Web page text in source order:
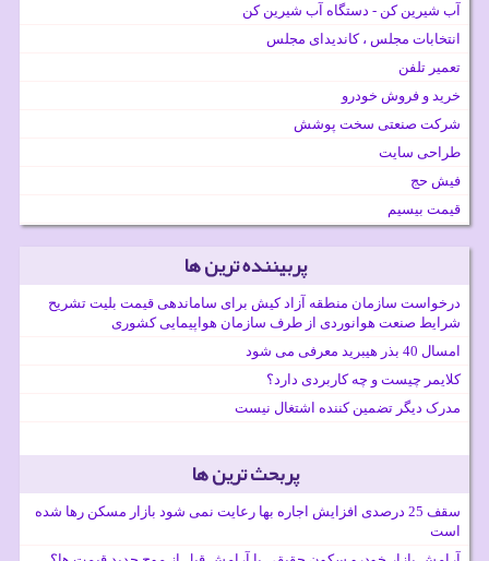
آب شیرین کن - دستگاه آب شیرین کن
انتخابات مجلس ، کاندیدای مجلس
تعمیر تلفن
خرید و فروش خودرو
شرکت صنعتی سخت پوشش
طراحی سایت
فیش حج
قیمت بیسیم
پربیننده ترین ها
درخواست سازمان منطقه آزاد کیش برای ساماندهی قیمت بلیت تشریح
شرایط صنعت هوانوردی از طرف سازمان هواپیمایی کشوری
امسال 40 بذر هیبرید معرفی می شود
کلایمر چیست و چه کاربردی دارد؟
مدرک دیگر تضمین کننده اشتغال نیست
پربحث ترین ها
سقف 25 درصدی افزایش اجاره بها رعایت نمی شود بازار مسکن رها شده
است